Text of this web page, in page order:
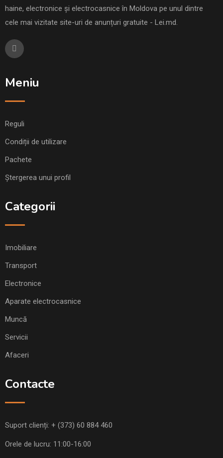
haine, electronice și electrocasnice în Moldova pe unul dintre
cele mai vizitate site-uri de anunțuri gratuite - Lei.md.
Meniu
Reguli
Condiții de utilizare
Pachete
Ștergerea unui profil
Categorii
Imobiliare
Transport
Electronice
Aparate electrocasnice
Muncă
Servicii
Afaceri
Contacte
Suport clienți: + (373) 60 884 460
Orele de lucru: 11:00-16:00